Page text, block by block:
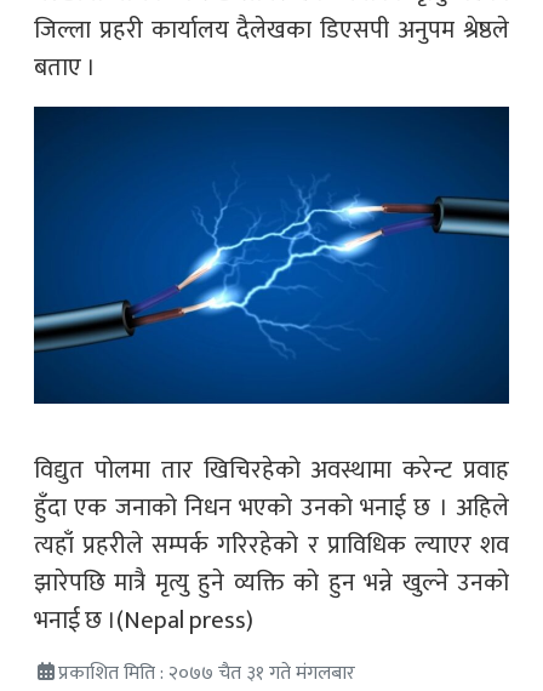
जिल्ला प्रहरी कार्यालय दैलेखका डिएसपी अनुपम श्रेष्ठले
बताए ।
विद्युत पोलमा तार खिचिरहेको अवस्थामा करेन्ट प्रवाह
हुँदा एक जनाको निधन भएको उनको भनाई छ । अहिले
त्यहाँ प्रहरीले सम्पर्क गरिरहेको र प्राविधिक ल्याएर शव
झारेपछि मात्रै मृत्यु हुने व्यक्ति को हुन भन्ने खुल्ने उनको
भनाई छ ।(Nepal press)
प्रकाशित मिति : २०७७ चैत ३१ गते मंगलबार